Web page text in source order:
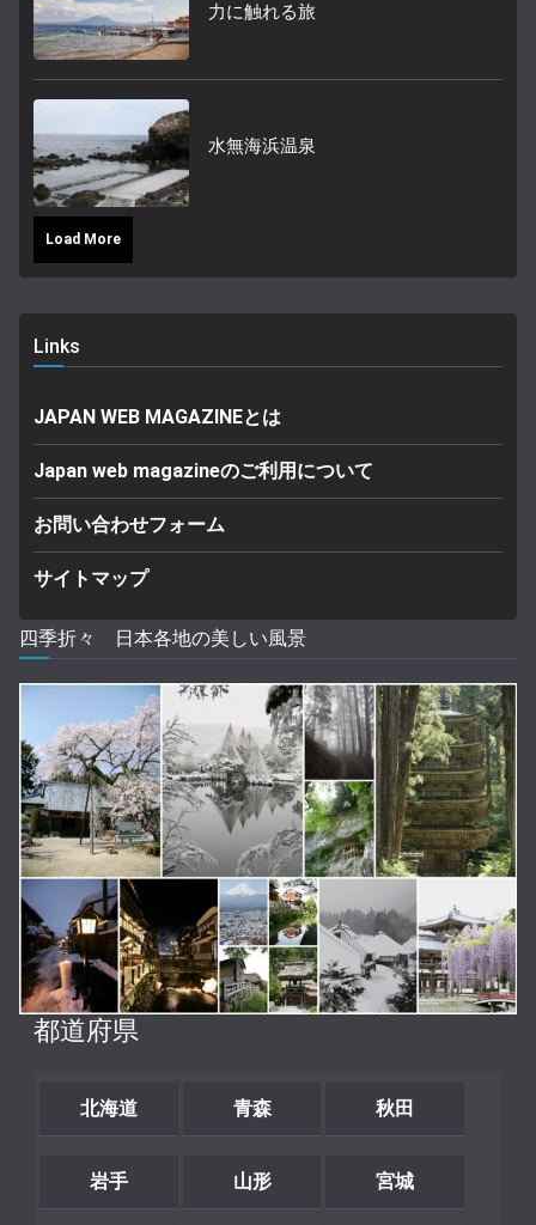
力に触れる旅
水無海浜温泉
Load More
Links
JAPAN WEB MAGAZINEとは
Japan web magazineのご利用について
お問い合わせフォーム
サイトマップ
四季折々 日本各地の美しい風景
都道府県
北海道 青森 秋田
岩手 山形 宮城